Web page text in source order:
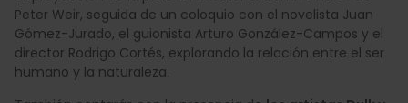
Peter Weir, seguida de un coloquio con el novelista Juan
Gómez-Jurado, el guionista Arturo González-Campos y el
director Rodrigo Cortés, explorando la relación entre el ser
humano y la naturaleza.